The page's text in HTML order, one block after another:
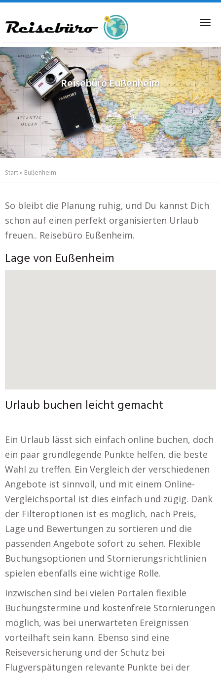
to
main
content
ReisebüroEußenheim
Start» Eußenheim
So bleibt die Planung ruhig, und Du kannst Dich
schon auf einen perfekt organisierten Urlaub
freuen.. Reisebüro Eußenheim.
Lage von Eußenheim
Urlaub buchen leicht gemacht
Ein Urlaub lässt sich einfach online buchen, doch
ein paar grundlegende Punkte helfen, die beste
Wahl zu treffen. Ein Vergleich der verschiedenen
Angebote ist sinnvoll, und mit einem Online-
Vergleichsportal ist dies einfach und zügig. Dank
der Filteroptionen ist es möglich, nach Preis,
Lage und Bewertungen zu sortieren und die
passenden Angebote sofort zu sehen. Flexible
Buchungsoptionen und Stornierungsrichtlinien
spielen ebenfalls eine wichtige Rolle.
Inzwischen sind bei vielen Portalen flexible
Buchungstermine und kostenfreie Stornierungen
möglich, was bei unerwarteten Ereignissen
vorteilhaft sein kann. Ebenso sind eine
Reiseversicherung und der Schutz bei
Flugverspätungen relevante Punkte bei der